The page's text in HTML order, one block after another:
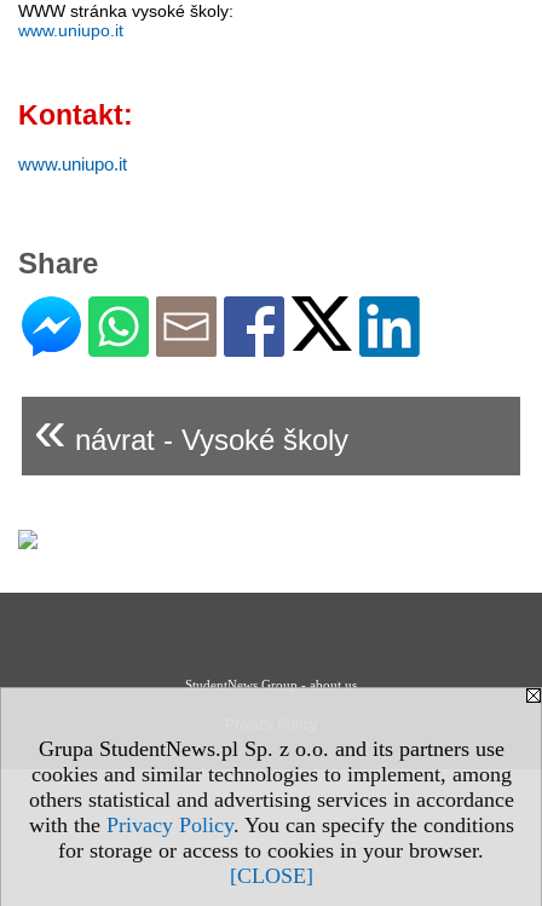
Grupa StudentNews.pl Sp. z o.o. and its partners use
cookies and similar technologies to implement, among
others statistical and advertising services in accordance
with the Privacy Policy. You can specify the conditions
for storage or access to cookies in your browser.
[CLOSE]
WWW stránka vysoké školy:
www.uniupo.it
Kontakt:
www.uniupo.it
Share
« návrat - Vysoké školy
StudentNews Group - about us